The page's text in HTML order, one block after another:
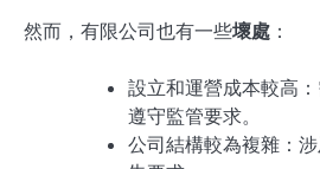
然而，有限公司也有一些壞處 ：
設立和運營成本較高
遵守監管要求。
公司結構較為複雜：